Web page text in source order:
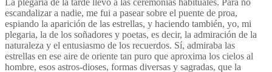
La plegaria de la tarde llevó a las ceremonias habituales. Para no
escandalizar a nadie, me fui a pasear sobre el puente de proa,
espiando la aparición de las estrellas, y haciendo también, yo, mi
plegaria, la de los soñadores y poetas, es decir, la admiración de la
naturaleza y el entusiasmo de los recuerdos. Sí, admiraba las
estrellas en ese aire de oriente tan puro que aproxima los cielos al
hombre, esos astros-dioses, formas diversas y sagradas, que la